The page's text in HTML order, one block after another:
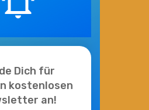
Dich für
kostenlosen
an!